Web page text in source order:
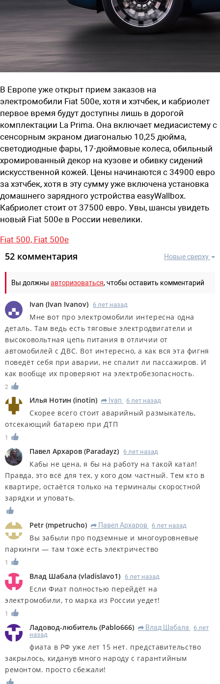
В Европе уже открыт прием заказов на
электромобили Fiat 500e, хотя и хэтчбек, и кабриолет
первое время будут доступны лишь в дорогой
комплектации La Prima. Она включает медиасистему с
сенсорным экраном диагональю 10,25 дюйма,
светодиодные фары, 17-дюймовые колеса, обильный
хромированный декор на кузове и обивку сидений
искусственной кожей. Цены начинаются с 34900 евро
за хэтчбек, хотя в эту сумму уже включена установка
домашнего зарядного устройства easyWallbox.
Кабриолет стоит от 37500 евро. Увы, шансы увидеть
новый Fiat 500e в России невелики.
Fiat 500, Fiat 500e
Новые сверху
52 комментария
Вы должны авторизоваться, чтобы оставить комментарий
Ivan (Ivan Ivanov) 6 лет назад
Мне вот про электромобили интересна одна
деталь. Там ведь есть тяговые электродвигатели и
высоковольтная цепь питания в отличии от
автомобилей с ДВС. Вот интересно, а как вся эта фигня
поведёт себя при аварии, не спалит ли пассажиров. И
как вообще их проверяют на электробезопасность.
2
Илья Нотин (inotin) R Ivan 6 лет назад
Скорее всего стоит аварийный размыкатель,
отсекающий батарею при ДТП
1
Павел Архаров (Paradayz) 6 лет назад
Кабы не цена, я бы на работу на такой катал!
Правда, это всё для тех, у кого дом частный. Тем кто в
квартире, остаётся только на терминалы скоростной
зарядки и уповать.
Petr (mpetrucho) R Павел Архаров 6 лет назад
Вы забыли про подземные и многоуровневые
паркинги — там тоже есть электричество
1
Влад Шабала (vladislavo1) 6 лет назад
Если Фиат полностью перейдёт на
электромобили, то марка из России уедет!
1
Ладовод-любитель (Pablo666) R Влад Шабала
6 лет
назад
фиата в РФ уже лет 15 нет. представительство
закрылось, киданув много народу с гарантийным
ремонтом. просто сбежали!